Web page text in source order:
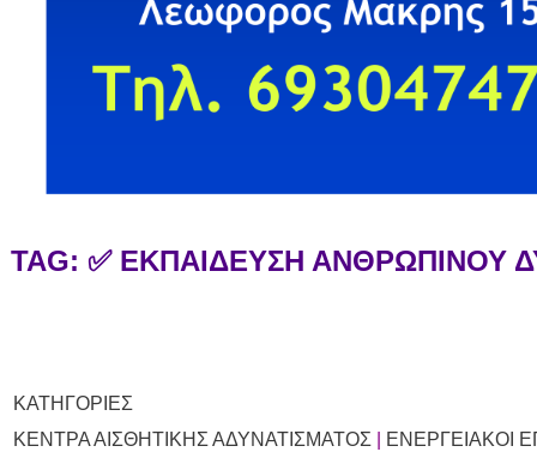
TAG: ✅ ΕΚΠΑΙΔΕΥΣΗ
ΚΑΤΗΓΟΡΙΕΣ
ΚΕΝΤΡΑ ΑΙΣΘΗΤΙΚΗΣ ΑΔΥΝΑΤΙΣΜΑΤΟΣ
ΕΝΕΡΓΕΙΑΚΟΙ